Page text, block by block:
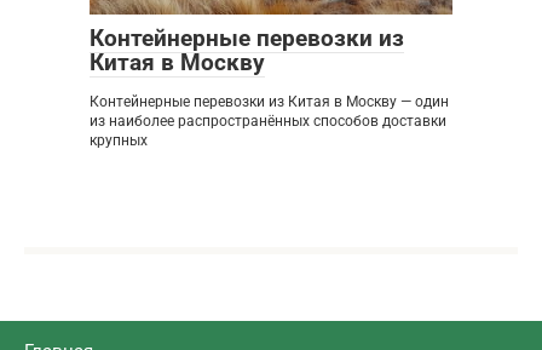
Контейнерные перевозки из
Китая в Москву
Контейнерные перевозки из Китая в Москву — один
из наиболее распространённых способов доставки
крупных